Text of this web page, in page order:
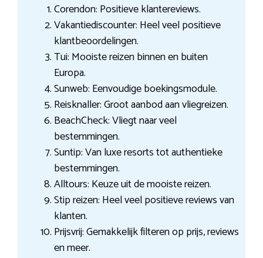
Corendon: Positieve klantereviews.
Vakantiediscounter: Heel veel positieve
klantbeoordelingen.
Tui: Mooiste reizen binnen en buiten
Europa.
Sunweb: Eenvoudige boekingsmodule.
Reisknaller: Groot aanbod aan vliegreizen.
BeachCheck: Vliegt naar veel
bestemmingen.
Suntip: Van luxe resorts tot authentieke
bestemmingen.
Alltours: Keuze uit de mooiste reizen.
Stip reizen: Heel veel positieve reviews van
klanten.
Prijsvrij: Gemakkelijk filteren op prijs, reviews
en meer.